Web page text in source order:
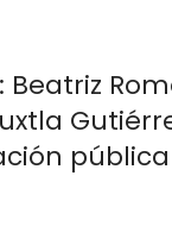
pública